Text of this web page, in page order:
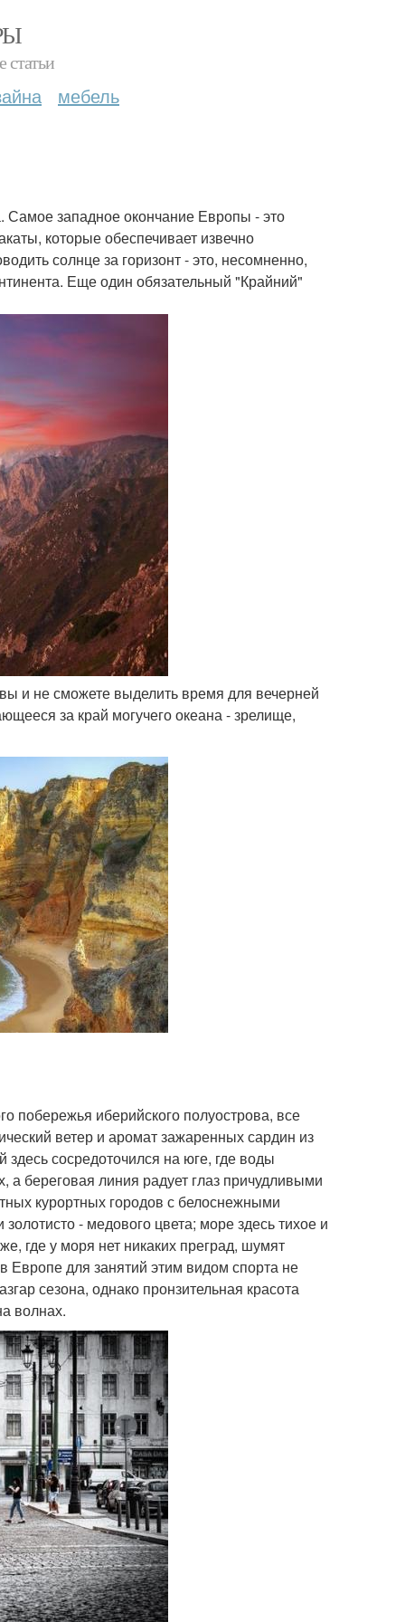
статьи
мебель
Самое западное окончание Европы - это
которые обеспечивает извечно
солнце за горизонт - это, несомненно,
Еще один обязательный "Крайний"
и не сможете выделить время для вечерней
за край могучего океана - зрелище,
побережья иберийского полуострова, все
ветер и аромат зажаренных сардин из
сосредоточился на юге, где воды
береговая линия радует глаз причудливыми
курортных городов с белоснежными
- медового цвета; море здесь тихое и
где у моря нет никаких преград, шумят
для занятий этим видом спорта не
сезона, однако пронзительная красота
волнах.